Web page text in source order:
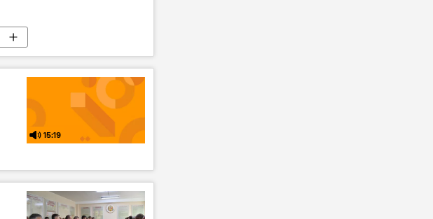
15:19